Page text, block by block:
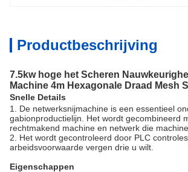
Productbeschrijving
7.5kw hoge het Scheren
Machine 4m Hexagonale Draad Mesh
Snelle Details
1. De netwerksnijmachine is een essentieel
gabionproductielijn. Het wordt gecombineerd
rechtmakend machine en netwerk die
2. Het wordt gecontroleerd door PLC
arbeidsvoorwaarde vergen drie u wilt.
Eigenschappen